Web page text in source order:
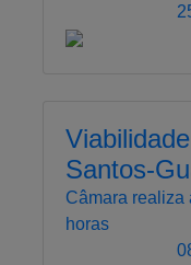
Santos-
Câmara realiza
horas